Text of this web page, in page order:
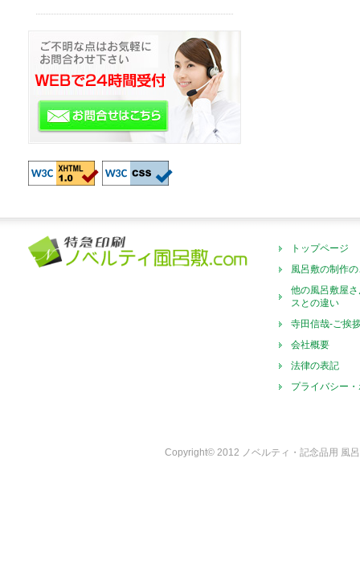
トップページ
風呂敷の制作
他の風呂敷屋
スとの違い
寺田信哉-ご挨
会社概要
法律の表記
プライバシー
Copyright© 2012 ノベルティ・記念品用 風